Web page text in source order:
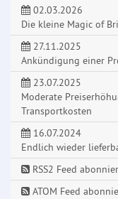
02.03.2026
Die kleine Magic of
27.11.2025
Ankündigung einer
23.07.2025
Moderate
Transportkosten
16.07.2024
Endlich wieder
RSS2 Feed
ATOM Feed